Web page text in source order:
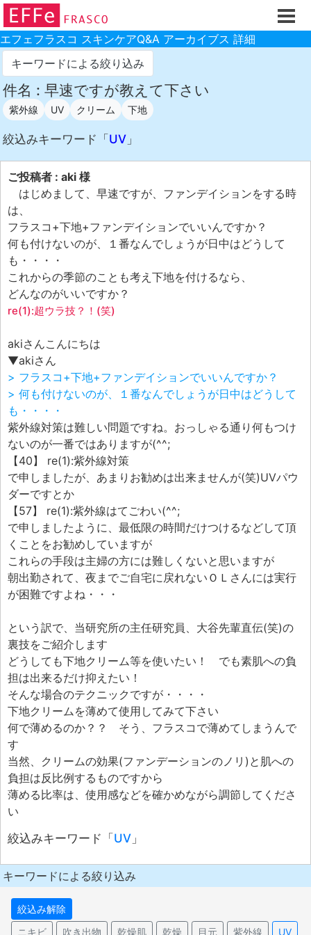
ホーム
ご注文フォーム
初回割引
製品のご案内
お買い物ガイド
スキンケアQ&Aアーカイブス
製品レビュー
スキンケア基礎講座
コスメ辞典 化粧品成分検索
ご購入履歴
ご登録情報
ご紹介(アフェリエイト)制度
エフェ研究所について
お問い合わせフォーム
エフェフラスコ スキンケアQ&A アーカイブス 詳細
キーワードによる絞り込み
件名 : 早速ですが教えて下さい
紫外線 UV クリーム 下地
絞込みキーワード「 UV 」
ご投稿者 : aki 様
はじめまして、早速ですが、ファンデイションをする時
は、
フラスコ+下地+ファンデイションでいいんですか？
何も付けないのが、１番なんでしょうが日中はどうして
も・・・・
これからの季節のことも考え下地を付けるなら、
どんなのがいいですか？
re(1):超ウラ技？！(笑)
akiさんこんにちは
▼akiさん
> フラスコ+下地+ファンデイションでいいんですか？
> 何も付けないのが、１番なんでしょうが日中はどうして
も・・・・
紫外線対策は難しい問題ですね。おっしゃる通り何もつけ
ないのが一番ではありますが(^^;
【40】 re(1):紫外線対策
で申しましたが、あまりお勧めは出来ませんが(笑)UVパウ
ダーですとか
【57】 re(1):紫外線はてごわい(^^;
で申しましたように、最低限の時間だけつけるなどして頂
くことをお勧めしていますが
これらの手段は主婦の方には難しくないと思いますが
朝出勤されて、夜までご自宅に戻れないＯＬさんには実行
が困難ですよね・・・
という訳で、当研究所の主任研究員、大谷先輩直伝(笑)の
裏技をご紹介します
どうしても下地クリーム等を使いたい！ でも素肌への負
担は出来るだけ抑えたい！
そんな場合のテクニックですが・・・・
下地クリームを薄めて使用してみて下さい
何で薄めるのか？？ そう、フラスコで薄めてしまうんで
す
当然、クリームの効果(ファンデーションのノリ)と肌への
負担は反比例するものですから
薄める比率は、使用感などを確かめながら調節してくださ
い
絞込みキーワード「 UV 」
キーワードによる絞り込み
絞込み解除
ニキビ
吹き出物 乾燥肌 乾燥 目元 紫外線 UV